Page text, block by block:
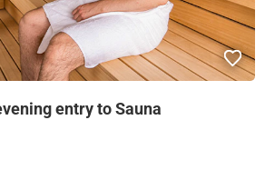
entry to Sauna